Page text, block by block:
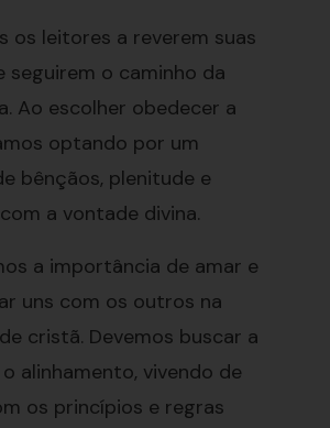
os leitores a reverem suas
seguirem o caminho da
Ao escolher obedecer a
optando por um
bênçãos, plenitude e
a vontade divina.
a importância de amar e
uns com os outros na
cristã. Devemos buscar a
alinhamento, vivendo de
os princípios e regras